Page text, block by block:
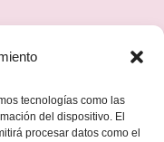
tecnologías como las
del dispositivo. El
procesar datos como el
producto